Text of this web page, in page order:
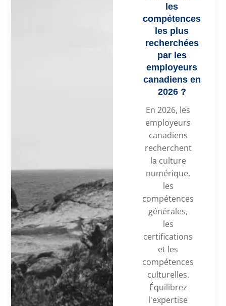
les
compétences
les plus
recherchées
par les
employeurs
canadiens en
2026 ?
En 2026, les
employeurs
canadiens
recherchent
la culture
numérique,
les
compétences
générales,
les
certifications
et les
compétences
culturelles.
Équilibrez
l'expertise